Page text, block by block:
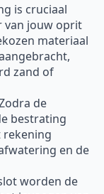
is cruciaal
van jouw oprit
materiaal
zand of
de
bestrating
en de
worden de